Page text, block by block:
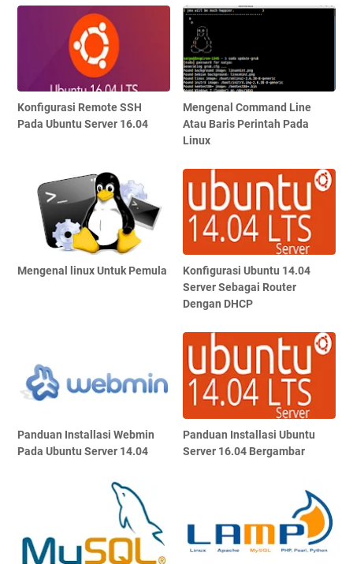
Konfigurasi Remote SSH
Pada Ubuntu Server 16.04
Mengenal Command Line
Atau Baris Perintah Pada
Linux
Mengenal linux Untuk Pemula
Konfigurasi Ubuntu 14.04
Server Sebagai Router
Dengan DHCP
Panduan Installasi Webmin
Pada Ubuntu Server 14.04
Panduan Installasi Ubuntu
Server 16.04 Bergambar